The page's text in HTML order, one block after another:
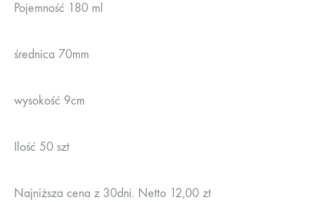
Pojemność 180 ml
średnica 70mm
wysokość 9cm
Ilość 50 szt
Najniższa cena z 30dni. Netto 12,00 zt